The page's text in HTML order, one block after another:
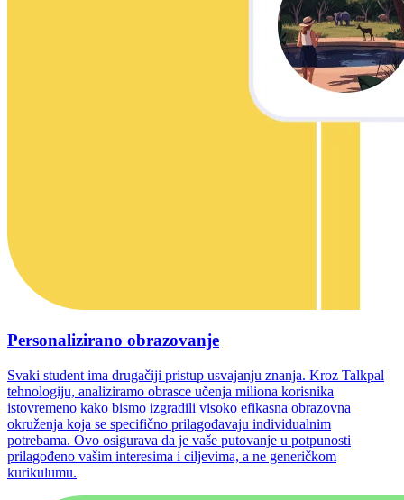
Personalizirano obrazovanje
Svaki student ima drugačiji pristup usvajanju znanja. Kroz Talkpal
tehnologiju, analiziramo obrasce učenja miliona korisnika
istovremeno kako bismo izgradili visoko efikasna obrazovna
okruženja koja se specifično prilagođavaju individualnim
potrebama. Ovo osigurava da je vaše putovanje u potpunosti
prilagođeno vašim interesima i ciljevima, a ne generičkom
kurikulumu.